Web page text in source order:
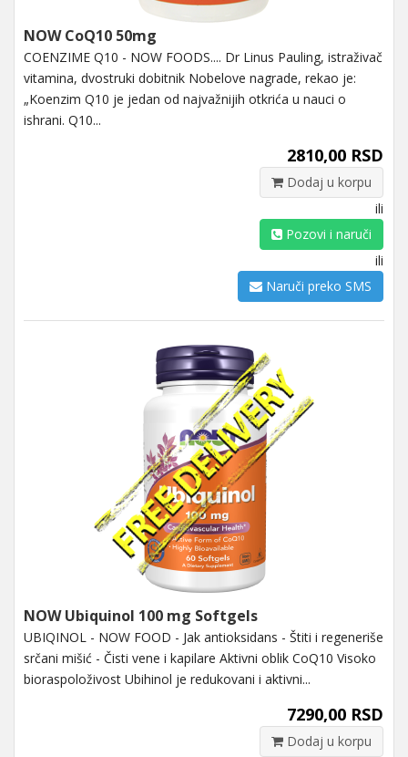
NOW CoQ10 50mg
COENZIME Q10 - NOW FOODS.... Dr Linus Pauling, istraživač
vitamina, dvostruki dobitnik Nobelove nagrade, rekao je:
„Koenzim Q10 je jedan od najvažnijih otkrića u nauci o
ishrani. Q10...
2810,00 RSD
Dodaj u korpu
ili
Pozovi i naruči
ili
Naruči preko SMS
NOW Ubiquinol 100 mg Softgels
UBIQINOL - NOW FOOD - Jak antioksidans - Štiti i regeneriše
srčani mišić - Čisti vene i kapilare Aktivni oblik CoQ10 Visoko
bioraspoloživost Ubihinol je redukovani i aktivni...
7290,00 RSD
Dodaj u korpu